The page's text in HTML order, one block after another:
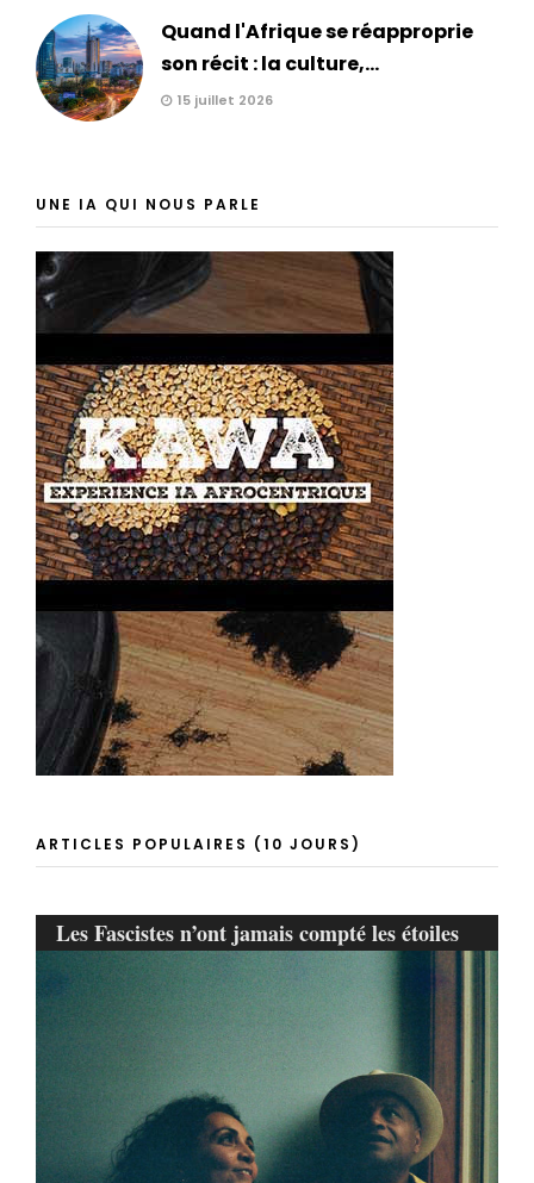
Quand l'Afrique se réapproprie
son récit : la culture,...
15 juillet 2026
UNE IA QUI NOUS PARLE
ARTICLES POPULAIRES (10 JOURS)
Les Fascistes n’ont jamais compté les étoiles